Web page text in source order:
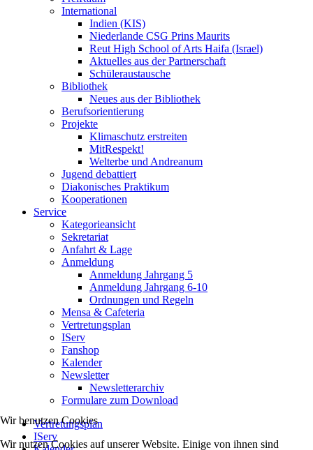
International
Indien (KIS)
Niederlande CSG Prins Maurits
Reut High School of Arts Haifa (Israel)
Aktuelles aus der Partnerschaft
Schüleraustausche
Bibliothek
Neues aus der Bibliothek
Berufsorientierung
Projekte
Klimaschutz erstreiten
MitRespekt!
Welterbe und Andreanum
Jugend debattiert
Diakonisches Praktikum
Kooperationen
Service
Kategorieansicht
Sekretariat
Anfahrt & Lage
Anmeldung
Anmeldung Jahrgang 5
Anmeldung Jahrgang 6-10
Ordnungen und Regeln
Mensa & Cafeteria
Vertretungsplan
IServ
Fanshop
Kalender
Newsletter
Newsletterarchiv
Formulare zum Download
Vertretungsplan
IServ
Wir benutzen Cookies
Wir nutzen Cookies auf unserer Website. Einige von ihnen sind